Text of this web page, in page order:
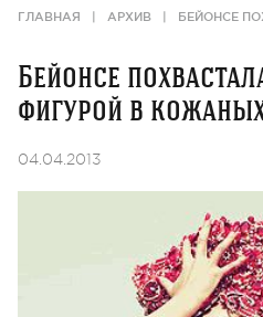
ГЛАВНАЯ АРХИВ БЕЙОНСЕ
Бейонсе
фигурой в
04.04.2013